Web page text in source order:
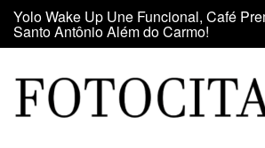
Skip
content
Maior clube de vinil da América Latina
do Vinil no Shopping Center Lapa